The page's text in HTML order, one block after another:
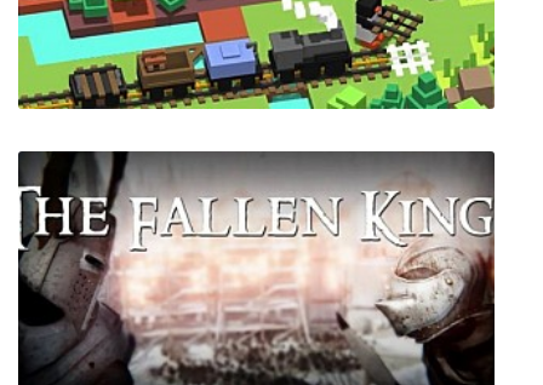
Beyond Contact
Unrailed!